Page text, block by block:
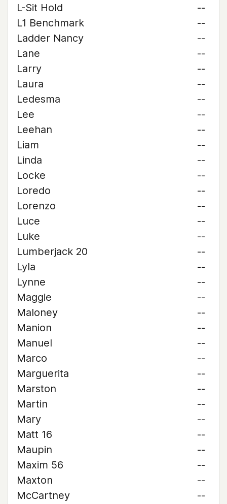
L-Sit Hold
--
L1 Benchmark
--
Ladder Nancy
--
Lane
--
Larry
--
Laura
--
Ledesma
--
Lee
--
Leehan
--
Liam
--
Linda
--
Locke
--
Loredo
--
Lorenzo
--
Luce
--
Luke
--
Lumberjack 20
--
Lyla
--
Lynne
--
Maggie
--
Maloney
--
Manion
--
Manuel
--
Marco
--
Marguerita
--
Marston
--
Martin
--
Mary
--
Matt 16
--
Maupin
--
Maxim 56
--
Maxton
--
McCartney
--